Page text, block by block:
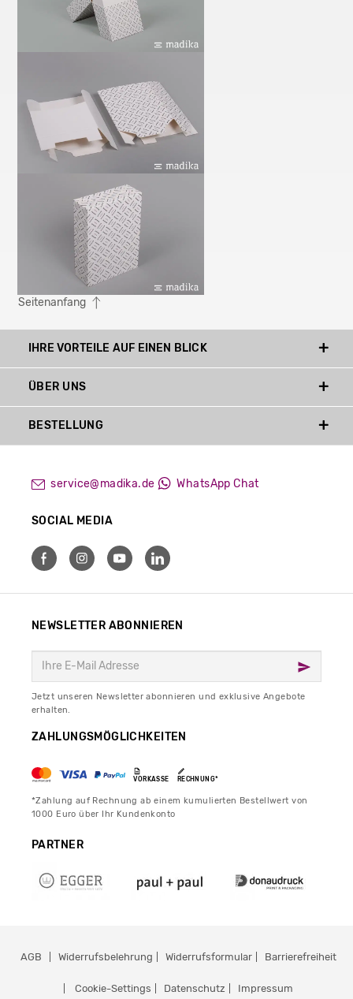
Seitenanfang
IHRE VORTEILE AUF EINEN BLICK
service@madika.de WhatsApp Chat
SOCIAL MEDIA
ÜBER UNS
BESTELLUNG
NEWSLETTER ABONNIEREN
Jetzt unseren Newsletter abonnieren und exklusive Angebote
erhalten.
ZAHLUNGSMÖGLICHKEITEN
VORKASSE RECHNUNG*
*Zahlung auf Rechnung ab einem kumulierten Bestellwert von
1000 Euro über Ihr Kundenkonto
PARTNER
AGB Widerrufsbelehrung Widerrufsformular Barrierefreiheit
Cookie-Settings Datenschutz Impressum